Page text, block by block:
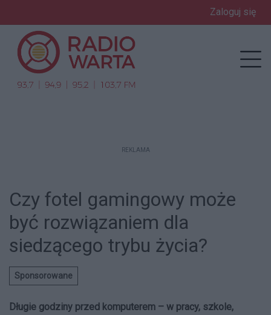
Zaloguj się
REKLAMA
Czy fotel gamingowy może
być rozwiązaniem dla
siedzącego trybu życia?
Sponsorowane
Długie godziny przed komputerem – w pracy, szkole,